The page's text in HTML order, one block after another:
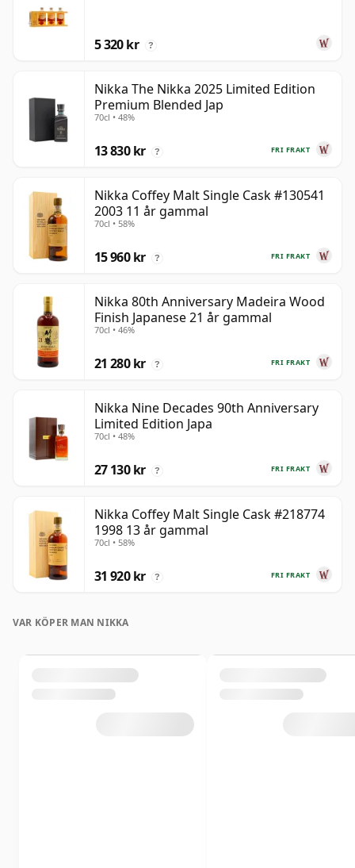
5 320 kr ?
Nikka The Nikka 2025 Limited Edition
Premium Blended Jap
70cl • 48%
FRI FRAKT
13 830 kr ?
Nikka Coffey Malt Single Cask #130541
2003 11 år gammal
70cl • 58%
FRI FRAKT
15 960 kr ?
Nikka 80th Anniversary Madeira Wood
Finish Japanese 21 år gammal
70cl • 46%
FRI FRAKT
21 280 kr ?
Nikka Nine Decades 90th Anniversary
Limited Edition Japa
70cl • 48%
FRI FRAKT
27 130 kr ?
Nikka Coffey Malt Single Cask #218774
1998 13 år gammal
70cl • 58%
FRI FRAKT
31 920 kr ?
VAR KÖPER MAN NIKKA